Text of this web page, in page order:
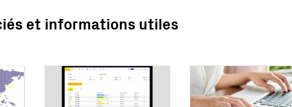
et informations utiles